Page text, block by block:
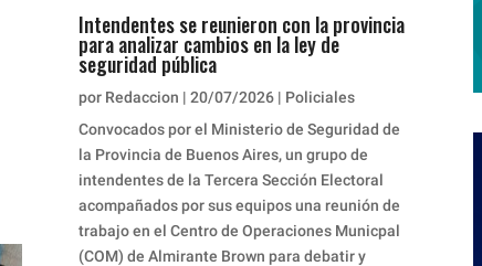
Intendentes se reunieron con la provincia
para analizar cambios en la ley de
seguridad pública
por Redaccion | 20/07/2026| Policiales
Convocados por el Ministerio de Seguridad de
la Provincia de Buenos Aires, un grupo de
intendentes de la Tercera Sección Electoral
acompañados por sus equipos una reunión de
trabajo en el Centro de Operaciones Municpal
(COM) de Almirante Brown para debatir y